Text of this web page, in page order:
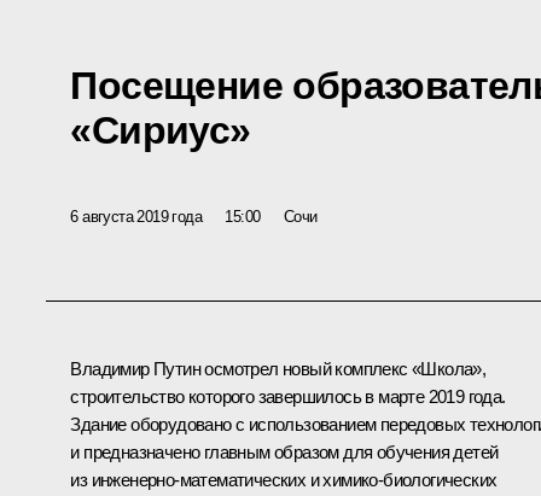
Посещение
«Сириус»
6 августа 2019 года 15:00 Сочи
Владимир Путин осмотрел новый комплекс «Школа»,
строительство которого завершилось в марте 2019 года.
Здание оборудовано с использованием передовых
и предназначено главным образом для обучения детей
из инженерно-математических и химико-биологических